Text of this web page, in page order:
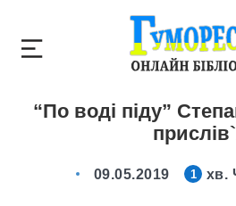
“По воді піду”
09.05.2019 1 хв.